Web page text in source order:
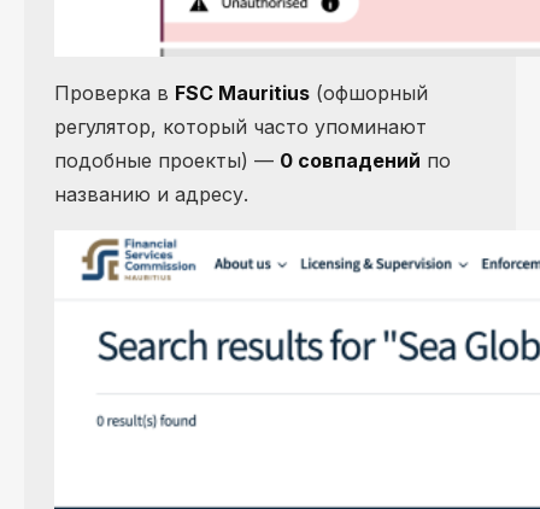
Проверка в FSC Mauritius (офшорный
регулятор, который часто упоминают
подобные проекты) — 0 совпадений по
названию и адресу.